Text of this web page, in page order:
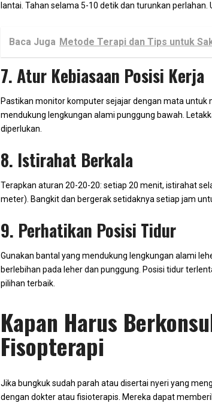
lantai. Tahan selama 5-10 detik dan turunkan
Baca Juga Metode Terapi dan Tips untuk
7. Atur Kebiasaan Posisi Kerja
Pastikan monitor komputer sejajar dengan mata untuk
mendukung lengkungan alami punggung bawah.
diperlukan.
8. Istirahat Berkala
Terapkan aturan 20-20-20: setiap 20 menit, istirahat
meter). Bangkit dan bergerak setidaknya setiap jam
9. Perhatikan Posisi Tidur
Gunakan bantal yang mendukung lengkungan alami
berlebihan pada leher dan punggung. Posisi tidur
pilihan terbaik.
Kapan Harus
Fisopterapi
Jika bungkuk sudah parah atau disertai nyeri yang
dengan dokter atau fisioterapis. Mereka dapat